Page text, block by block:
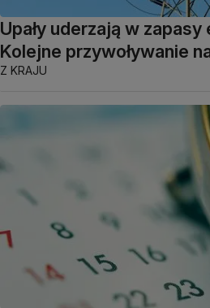
Upały uderzają w
Kolejne przywoływanie
Z KRAJU